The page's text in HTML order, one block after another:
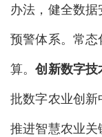
办法，健全数据
预警体系。常
算。创新数字技
批数字农业创新
推进智慧农业